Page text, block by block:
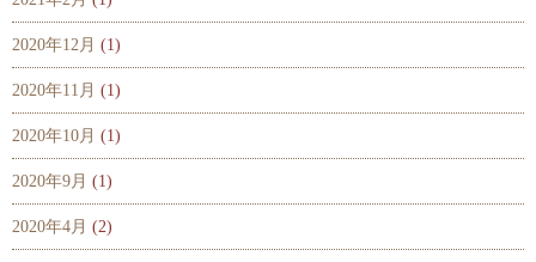
2020年12月 (1)
2020年11月 (1)
2020年10月 (1)
2020年9月 (1)
2020年4月 (2)